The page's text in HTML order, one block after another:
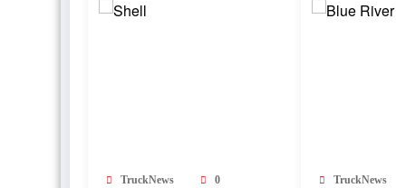
TruckNews 0 TruckNews